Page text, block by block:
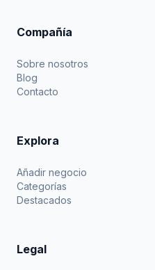
Compañía
Sobre nosotros
Blog
Contacto
Explora
Añadir negocio
Categorías
Destacados
Legal